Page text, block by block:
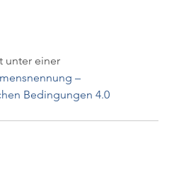
unter einer
–
Bedingungen 4.0